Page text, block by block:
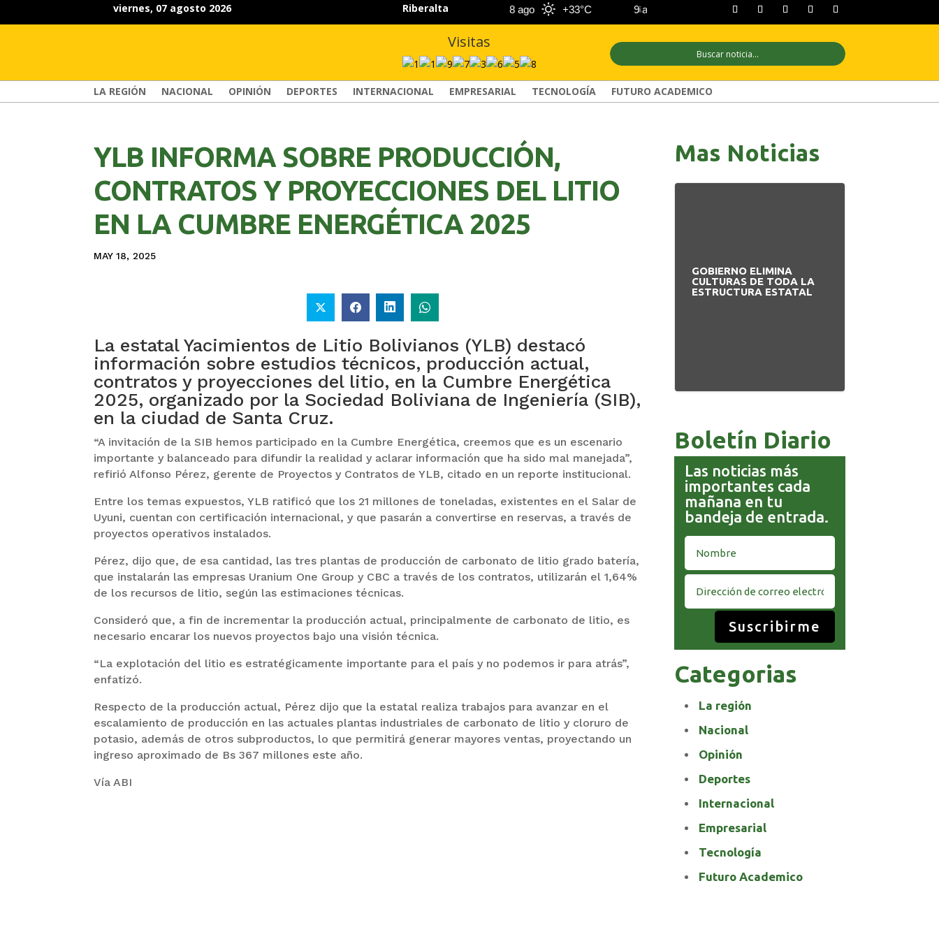
viernes, 07 agosto 2026 Riberalta
+33°C 8 ago +33°C 9 ago 10 ago +31°C
Visitas
LA REGIÓN NACIONAL OPINIÓN DEPORTES INTERNACIONAL EMPRESARIAL TECNOLOGÍA FUTURO ACADEMICO
YLB INFORMA SOBRE PRODUCCIÓN,
CONTRATOS Y PROYECCIONES DEL LITIO
EN LA CUMBRE ENERGÉTICA 2025
MAY 18, 2025
La estatal Yacimientos de Litio Bolivianos (YLB) destacó
información sobre estudios técnicos, producción actual,
contratos y proyecciones del litio, en la Cumbre Energética
2025, organizado por la Sociedad Boliviana de Ingeniería (SIB),
en la ciudad de Santa Cruz.
“A invitación de la SIB hemos participado en la Cumbre Energética, creemos que es un escenario
importante y balanceado para difundir la realidad y aclarar información que ha sido mal manejada”,
refirió Alfonso Pérez, gerente de Proyectos y Contratos de YLB, citado en un reporte institucional.
Entre los temas expuestos, YLB ratificó que los 21 millones de toneladas, existentes en el Salar de
Uyuni, cuentan con certificación internacional, y que pasarán a convertirse en reservas, a través de
proyectos operativos instalados.
Pérez, dijo que, de esa cantidad, las tres plantas de producción de carbonato de litio grado batería,
que instalarán las empresas Uranium One Group y CBC a través de los contratos, utilizarán el 1,64%
de los recursos de litio, según las estimaciones técnicas.
Consideró que, a fin de incrementar la producción actual, principalmente de carbonato de litio, es
necesario encarar los nuevos proyectos bajo una visión técnica.
“La explotación del litio es estratégicamente importante para el país y no podemos ir para atrás”,
enfatizó.
Respecto de la producción actual, Pérez dijo que la estatal realiza trabajos para avanzar en el
escalamiento de producción en las actuales plantas industriales de carbonato de litio y cloruro de
potasio, además de otros subproductos, lo que permitirá generar mayores ventas, proyectando un
ingreso aproximado de Bs 367 millones este año.
Vía ABI
Mas Noticias
GOBIERNO ELIMINA
CULTURAS DE TODA LA
ESTRUCTURA ESTATAL
Boletín Diario
Las noticias más
importantes cada
mañana en tu
bandeja de entrada.
Suscribirme
Categorias
La región
Nacional
Opinión
Deportes
Internacional
Empresarial
Tecnología
Futuro Academico